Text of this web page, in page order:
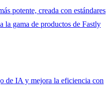
potente, creada con estándares
la gama de productos de Fastly
de IA y mejora la eficiencia con